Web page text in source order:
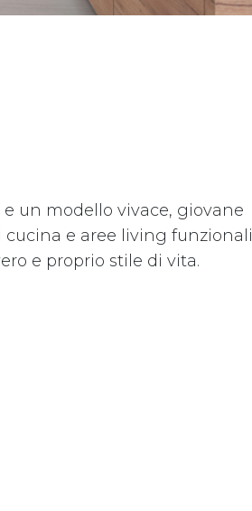
un modello vivace, giovane
e aree living funzionali
e proprio stile di vita.